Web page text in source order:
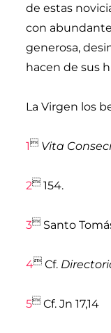
de estas
con
generosa,
hacen de sus
La Virgen los
1 Vita
2 154.
3 Santo
4 Cf.
5 Cf. Jn 17,14